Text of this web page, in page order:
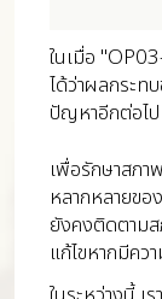
ในเมื่อ
ได้ว่าผลกระท
ปัญหาอีกต่อไ
เพื่อรักษาสภ
หลากหลายขอ
ยังคงติดตามส
แก้ไขหากมีคว